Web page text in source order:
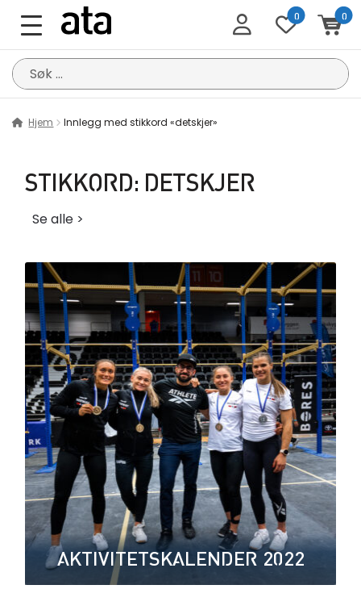
0 0
Søk
etter:
Hjem Innlegg med stikkord «detskjer»
STIKKORD: DETSKJER
Se alle >
AKTIVITETSKALENDER 2022